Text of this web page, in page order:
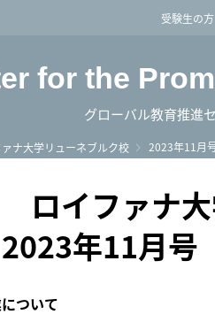
Unlimited受験生の方
for the
グローバル教育推進
ナ大学リューネブルク校 2023年11
ロイファナ
2023年11月
ついて